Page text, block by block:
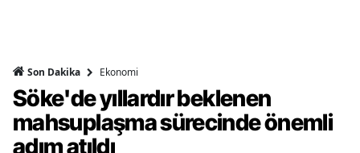
Son Dakika Ekonomi
Söke'de yıllardır beklenen
mahsuplaşma sürecinde önemli
adım atıldı